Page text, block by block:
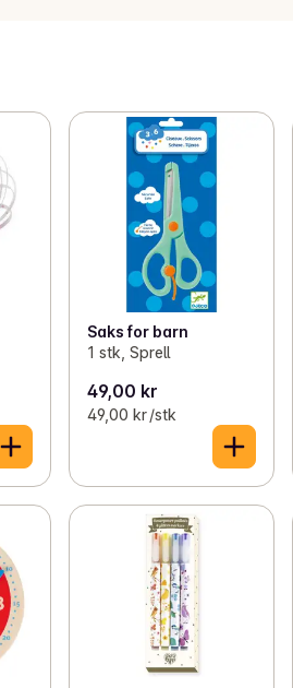
Saks for barn
1 stk, Sprell
49,00 kr
49,00 kr /stk